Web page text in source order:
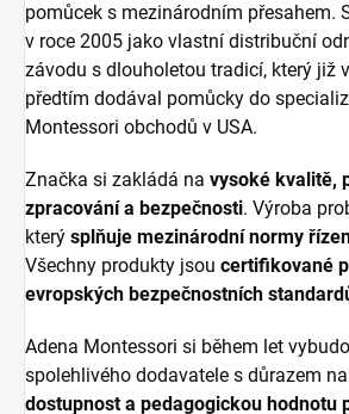
pomůcek s mezinárodním přesahem.
v roce 2005 jako vlastní distribuční
závodu s dlouholetou tradicí, který již
předtím dodával pomůcky do
Montessori obchodů v USA.
Značka si zakládá na vysoké kvalitě,
zpracování a bezpečnosti. Výroba
který splňuje mezinárodní normy
Všechny produkty jsou certifikované
evropských bezpečnostních
Adena Montessori si během let
spolehlivého dodavatele s důrazem na
dostupnost a pedagogickou hodnotu